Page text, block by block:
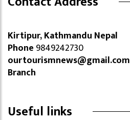
Kirtipur, Kathmandu Nepal
Phone 9849242730
ourtourismnews@gmail.com
Branch
Useful links